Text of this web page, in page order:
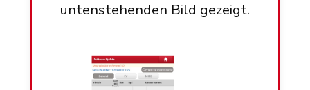
untenstehenden Bild gezeigt.